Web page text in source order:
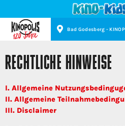
Bad Godesberg -
RECHTLICHE HINWEISE
I. Allgemeine
II. Allgemeine
III. Disclaimer